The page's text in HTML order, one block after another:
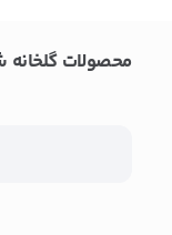
بدیهی است
صحت مواردمحصولات